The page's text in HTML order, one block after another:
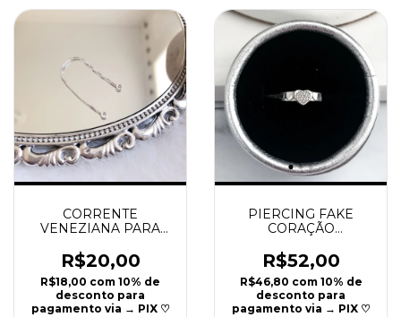
CORRENTE
VENEZIANA PARA
| REF P87
R$20,00
R$18,00 com 10% de
desconto para
pagamento via → PIX ♡
PIERCING FAKE
CORAÇÃO
ZIRCÔNIAS PRATA
925 | 1CM | REF P10
R$52,00
R$46,80 com 10% de
desconto para
pagamento via → PIX ♡